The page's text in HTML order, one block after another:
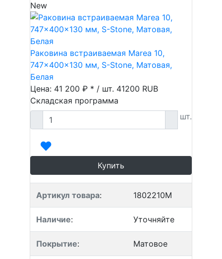
New
Раковина встраиваемая Marea 10,
747x400x130 мм, S-Stone, Матовая,
Белая
Цена: 41 200 ₽ * / шт. 41200 RUB
Складская программа
шт.
Купить
Артикул товара: 1802210M
Наличие: Уточняйте
Покрытие: Матовое